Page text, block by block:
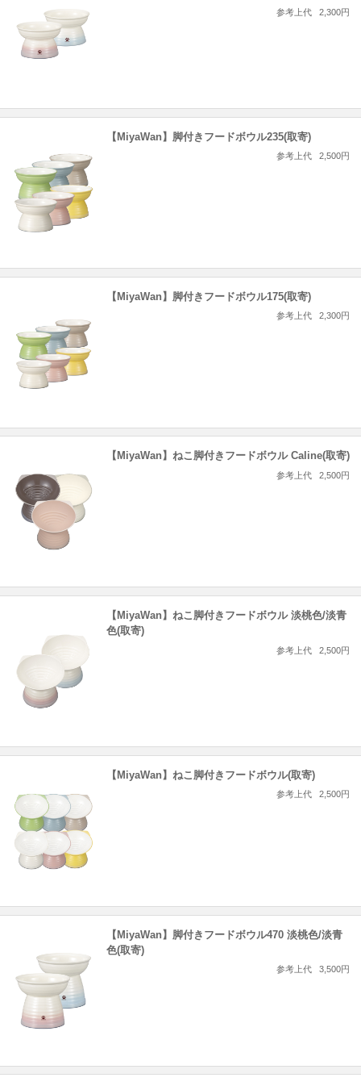
参考上代 2,300円
【MiyaWan】脚付きフードボウル235(取寄)
参考上代 2,500円
【MiyaWan】脚付きフードボウル175(取寄)
参考上代 2,300円
【MiyaWan】ねこ脚付きフードボウル Caline(取寄)
参考上代 2,500円
【MiyaWan】ねこ脚付きフードボウル 淡桃色/淡青
色(取寄)
参考上代 2,500円
【MiyaWan】ねこ脚付きフードボウル(取寄)
参考上代 2,500円
【MiyaWan】脚付きフードボウル470 淡桃色/淡青
色(取寄)
参考上代 3,500円